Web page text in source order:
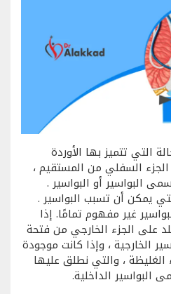
التي تتميز بها الأوردة
السفلي من المستقيم ،
البواسير أو البواسير .
يمكن أن تسبب البواسير .
غير مفهوم تمامًا. إذا
على الجزء الخارجي من فتحة
الخارجية ، وإذا كانت موجودة
الغليظة ، والتي نطلق عليها
البواسير الداخلية.